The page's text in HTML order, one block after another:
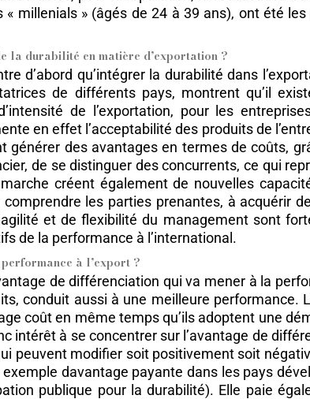
millenials » (âgés de 24 à 39 ans), ont été
la durabilité en matière d’exportation ?
d’abord qu’intégrer la durabilité dans
de différents pays, montrent qu’il
de l’exportation, pour les
en effet l’acceptabilité des produits de
générer des avantages en termes de coûts,
de se distinguer des concurrents, ce qui
créent également de nouvelles
les parties prenantes, à acquérir
et de flexibilité du management sont
de la performance à l’international.
à l’export ?
de différenciation qui va mener à la
conduit aussi à une meilleure
coût en même temps qu’ils adoptent une
intérêt à se concentrer sur l’avantage de
peuvent modifier soit positivement soit
davantage payante dans les pays
publique pour la durabilité). Elle paie